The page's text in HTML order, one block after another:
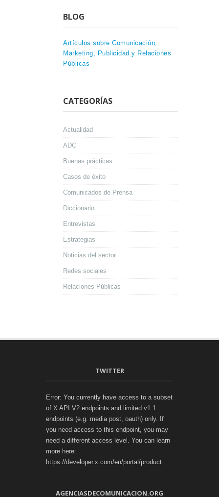
BLOG
Artículos sobre Comunicación,
Marketing, Publicidad y Relaciones
Públicas
CATEGORÍAS
Actualidad
ADC
Buenas prácticas
Casos de éxito
Comunicados de Prensa
Diccionario
Entrevistas
Estrategias
Noticias del sector
Redes sociales
Relaciones Públicas
TWITTER
Error: You currently have access to a subset
of X API V2 endpoints and limited v1.1
endpoints (e.g. media post, oauth) only. If
you need access to this endpoint, you may
need a different access level. You can learn
more here:
https://developer.x.com/en/portal/product
AGENCIASDECOMUNICACION.ORG